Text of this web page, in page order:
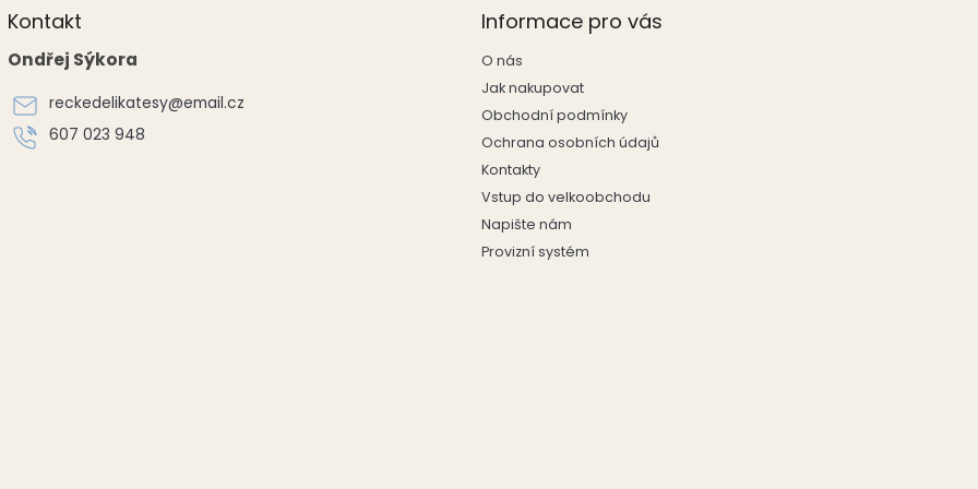
Kontakt
Ondřej Sýkora
reckedelikatesy@email.cz
607 023 948
Informace pro vás
O nás
Jak nakupovat
Obchodní podmínky
Ochrana osobních údajů
Kontakty
Vstup do velkoobchodu
Napište nám
Provizní systém